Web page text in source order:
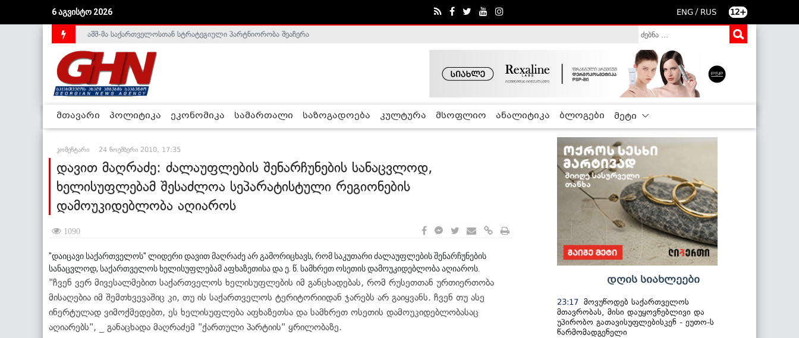
6 აგვისტო 2026 ENG / RUS 12+
საქართველოს დე-ფაქტო მთავრობა არალეგიტიმურია - ჰელსინკის კომისია
აშშ-მა საქართველოსთან სტრატეგიული პარტნიორობა შეაჩერა
მთავარი პოლიტიკა ეკონომიკა სამართალი საზოგადოება კულტურა მსოფლიო ანალიტიკა ბლოგები მეტი
კომენტარი 24 ნოემბერი 2010, 17:35
დავით მაღრაძე: ძალაუფლების შენარჩუნების სანაცვლოდ,
ხელისუფლებამ შესაძლოა სეპარატისტული რეგიონების
დამოუკიდებლობა აღიაროს
1090
"დაიცავი საქართველოს" ლიდერი დავით მაღრაძე არ გამორიცხავს, რომ საკუთარი ძალაუფლების შენარჩუნების
სანაცვლოდ, საქართველოს ხელისუფლებამ აფხაზეთისა და ე. წ. სამხრეთ ოსეთის დამოუკიდებლობა აღიაროს.
"ჩვენ ვერ მივესალმებით საქართველოს ხელისუფლების იმ განცხადებას, რომ რუსეთთან ურთიერთობა
მისაღებია იმ შემთხვევაშიც კი, თუ ის საქართველოს ტერიტორიიდან ჯარებს არ გაიყვანს. ჩვენ თუ ასე
ინერტულად ვიმოქმედებთ, ეს ხელისუფლება აფხაზეთსა და სამხრეთ ოსეთის დამოუკიდებლობასაც
აღიარებს", _ განაცხადა მაღრაძემ "ქართული პარტიის" ყრილობაზე.
დღის სიახლეები
23:17 მოვუწოდებ საქართველოს
მთავრობას, მისი დაუყოვნებლივი და
უპირობო გათავისუფლებისკენ - ეუთო-ს
წარმომადგენელი